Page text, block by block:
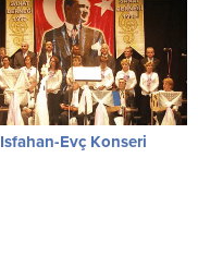
Isfahan-Evç Konseri